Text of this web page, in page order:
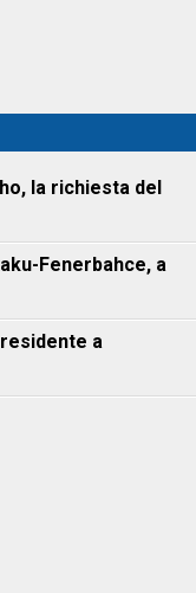
la richiesta del
Fenerbahce, a
a